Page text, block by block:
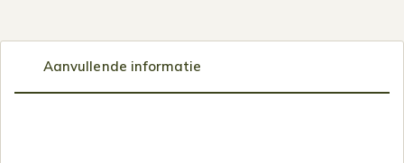
Aanvullende informatie